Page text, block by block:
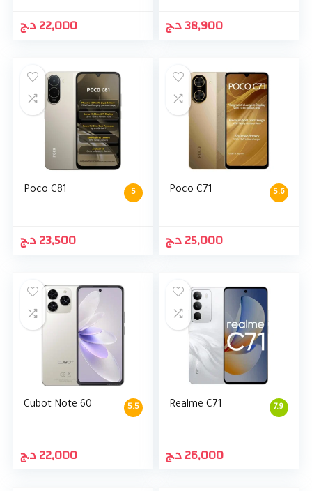
22,000د.ج 38,900د.ج
5
Poco C81
23,500د.ج
5.6
Poco C71
25,000د.ج
5.5
Cubot Note 60
22,000د.ج
7.9
Realme C71
26,000د.ج